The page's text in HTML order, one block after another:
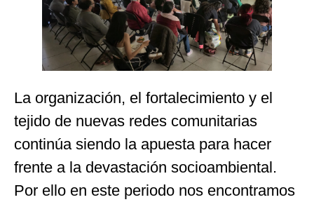
La organización, el fortalecimiento y el
tejido de nuevas redes comunitarias
continúa siendo la apuesta para hacer
frente a la devastación socioambiental.
Por ello en este periodo nos encontramos